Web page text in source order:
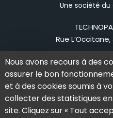
Une société du
Rue
Tel: 05 62
La société
L’aventure Anisen
Nous avons recours à des
assurer le bon
et à des cookies soumis à
collecter des statistiques
site. Cliquez sur « Tout